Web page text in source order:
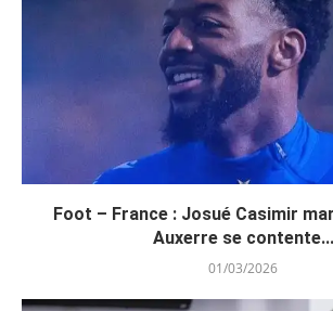
Foot – France : Josué Casimir
Auxerre se contente...
01/03/2026